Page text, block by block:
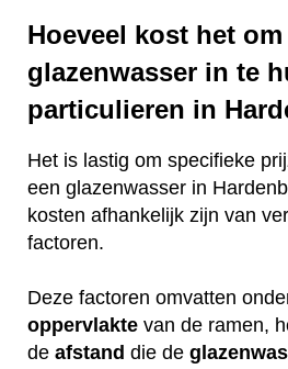
Hoeveel kost het om
glazenwasser in te
particulieren in
Het is lastig om specifieke
een glazenwasser in
kosten afhankelijk zijn van
factoren.
Deze factoren omvatten
oppervlakte van de ramen,
de afstand die de